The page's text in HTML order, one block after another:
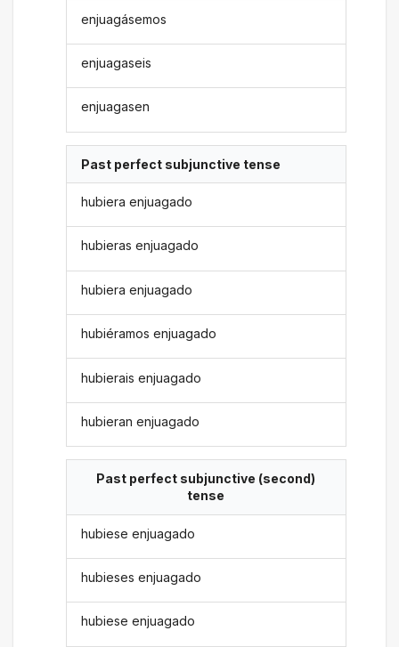
enjuagásemos
enjuagaseis
enjuagasen
Past perfect subjunctive tense
hubiera enjuagado
hubieras enjuagado
hubiera enjuagado
hubiéramos enjuagado
hubierais enjuagado
hubieran enjuagado
Past perfect subjunctive (second)
tense
hubiese enjuagado
hubieses enjuagado
hubiese enjuagado